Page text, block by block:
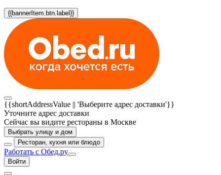
{{bannerItem.btn.label}}
{{shortAddressValue || 'Выберите адрес доставки'}}
Уточните адрес доставки
Сейчас вы видите рестораны в Москве
Выбрать улицу и дом
Ресторан, кухня или блюдо
Работать с Обед.ру
Войти